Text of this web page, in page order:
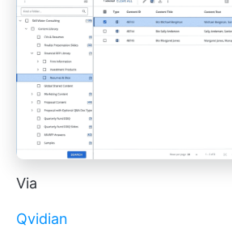
Via
Qvidian